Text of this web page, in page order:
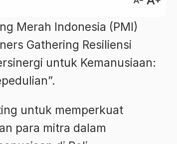
Merah Indonesia (PMI)
Gathering Resiliensi
untuk Kemanusiaan:
untuk memperkuat
para mitra dalam